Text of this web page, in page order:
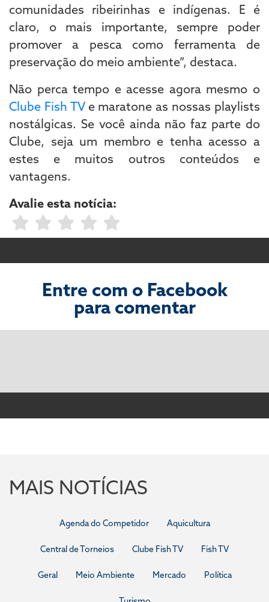
comunidades ribeirinhas e indígenas. E é
claro, o mais importante, sempre poder
promover a pesca como ferramenta de
preservação do meio ambiente”, destaca.
Não perca tempo e acesse agora mesmo o
Clube Fish TVe maratone as nossas playlists
nostálgicas. Se você ainda não faz parte do
Clube, seja um membro e tenha acesso a
estes e muitos outros conteúdos e
vantagens.
Avalie esta notícia:
Entre com o Facebook
para comentar
MAIS NOTÍCIAS
Agenda do Competidor Aquicultura
Central de Torneios Clube Fish TV Fish TV
Geral Meio Ambiente Mercado Política